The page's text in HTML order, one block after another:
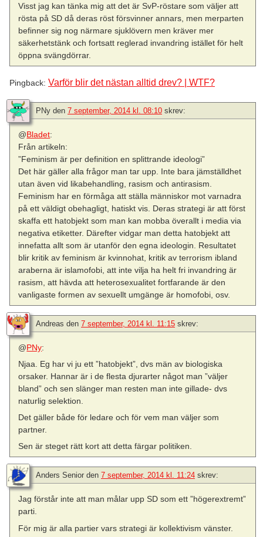
Visst jag kan tänka mig att det är SvP-röstare som väljer att
rösta på SD då deras röst försvinner annars, men merparten
befinner sig nog närmare sjuklövern men kräver mer
säkerhetstänk och fortsatt reglerad invandring istället för helt
öppna svängdörrar.
Pingback: Varför blir det nästan alltid drev? | WTF?
PNy den 7 september, 2014 kl. 08:10 skrev:
@Bladet:
Från artikeln:
”Feminism är per definition en splittrande ideologi”
Det här gäller alla frågor man tar upp. Inte bara jämställdhet
utan även vid likabehandling, rasism och antirasism.
Feminism har en förmåga att ställa människor mot varnadra
på ett väldigt obehagligt, hatiskt vis. Deras strategi är att först
skaffa ett hatobjekt som man kan mobba överallt i media via
negativa etiketter. Därefter vidgar man detta hatobjekt att
innefatta allt som är utanför den egna ideologin. Resultatet
blir kritik av feminism är kvinnohat, kritik av terrorism ibland
araberna är islamofobi, att inte vilja ha helt fri invandring är
rasism, att hävda att heterosexualitet fortfarande är den
vanligaste formen av sexuellt umgänge är homofobi, osv.
Andreas den 7 september, 2014 kl. 11:15 skrev:
@PNy:
Njaa. Eg har vi ju ett ”hatobjekt”, dvs män av biologiska
orsaker. Hannar är i de flesta djurarter något man ”väljer
bland” och sen slänger man resten man inte gillade- dvs
naturlig selektion.
Det gäller både för ledare och för vem man väljer som
partner.
Sen är steget rätt kort att detta färgar politiken.
Anders Senior den 7 september, 2014 kl. 11:24 skrev:
Jag förstår inte att man målar upp SD som ett ”högerextremt”
parti.
För mig är alla partier vars strategi är kollektivism vänster.